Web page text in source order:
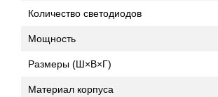
Количество светодиодов
Мощность
Размеры (Ш×В×Г)
Материал корпуса